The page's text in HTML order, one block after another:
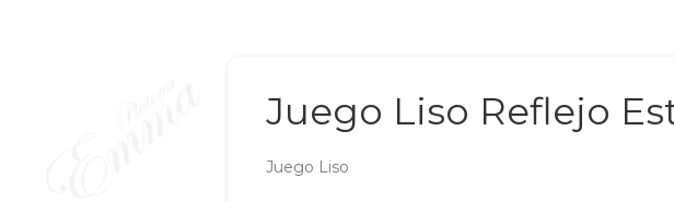
Juego Liso Reflejo
Juego Liso